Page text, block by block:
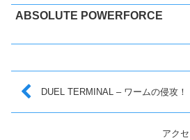
ABSOLUTE POWERFORCE
DUEL TERMINAL – ワームの侵攻！
アク